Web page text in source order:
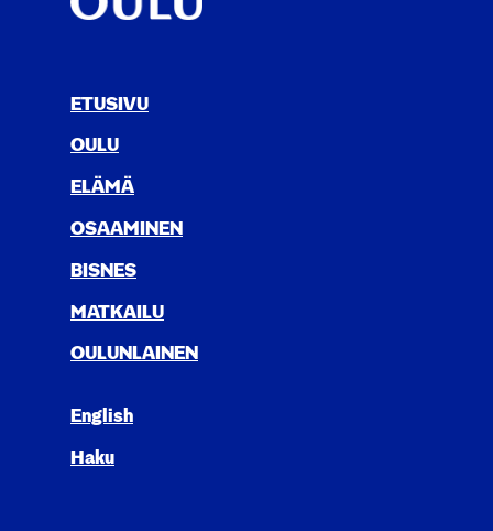
ETUSIVU
OULU
ELÄ­MÄ
OSAA­MI­NEN
BIS­NES
MAT­KAI­LU
OULUN­LAI­NEN
English
Haku